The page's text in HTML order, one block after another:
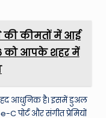
की कीमतों में आई
को आपके शहर में
आधुनिक है। इसमें डुअल
C पोर्ट और संगीत प्रेमियों